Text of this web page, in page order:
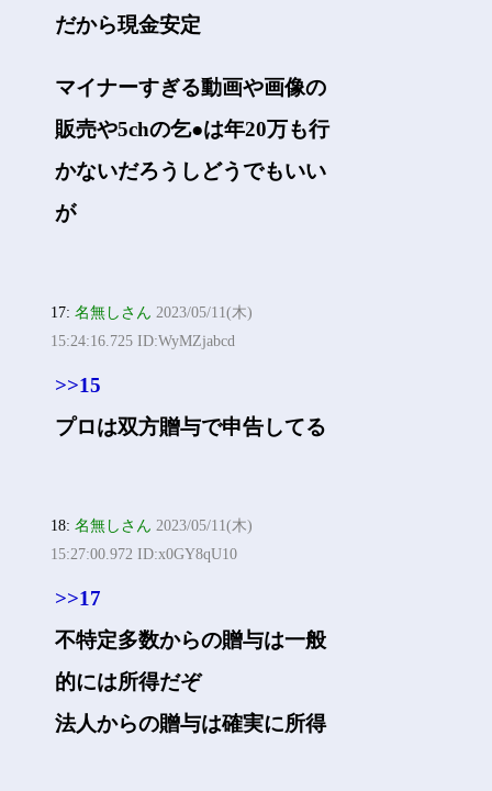
だから現金安定
マイナーすぎる動画や画像の
販売や5chの乞●は年20万も行
かないだろうしどうでもいい
が
17:名無しさん 2023/05/11(木)
15:24:16.725 ID:WyMZjabcd
>>15
プロは双方贈与で申告してる
18:名無しさん 2023/05/11(木)
15:27:00.972 ID:x0GY8qU10
>>17
不特定多数からの贈与は一般
的には所得だぞ
法人からの贈与は確実に所得